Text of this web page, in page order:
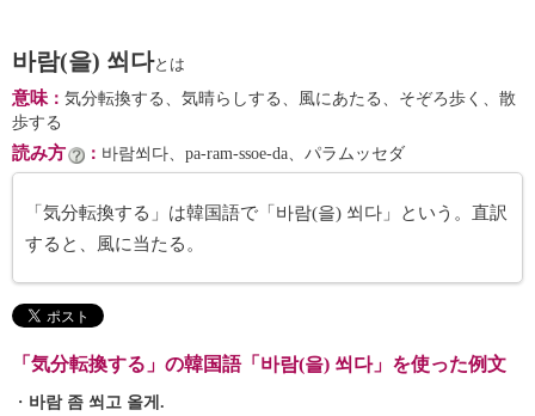
바람(을) 쐬다とは
意味： 気分転換する、気晴らしする、風にあたる、そぞろ歩く、散
歩する
読み方 ： 바람쐬다、pa-ram-ssoe-da、パラムッセダ
「気分転換する」は韓国語で「바람(을) 쐬다」という。直訳
すると、風に当たる。
「気分転換する」の韓国語「바람(을) 쐬다」を使った例文
・ 바람 좀 쐬고 올게.